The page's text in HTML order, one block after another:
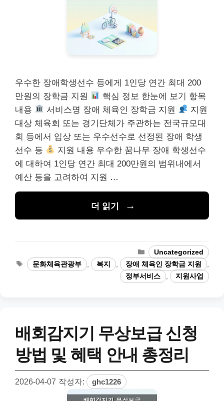
우수한 장애학생선수 등에게 1인당 연간 최대 200
만원의 장학금 지원
핵심 정보 한눈에 보기 항목
내용
서비스명 장애 체육인 장학금 지원
지원
대상 체육회 또는 경기단체가 주관하는 전국규모대
회 등에서 입상 또는 우수선수로 선정된 장애 학생
선수 등
지원 내용 우수한 꿈나무 장애 학생선수
에 대하여 1인당 연간 최대 200만원의 범위내에서
예산 등을 고려하여 지원 …
더 읽기
카
테
고
리
Uncategorized
태
그
문화체육관광부 복지 장애 체육인 장학금 지원
정부서비스
지원사업
배회감지기 무상보급 신청
방법 및 혜택 안내 총정리
2026-04-07 작성자: ghc1226